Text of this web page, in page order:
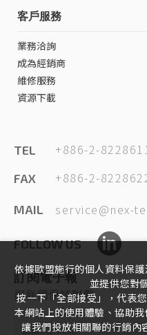
客戶服務
業務洽詢
成為經銷商
維修服務
資源下載
TEL +886-2-
FAX +886-2-
MAIL service@nex-
FOLLOW US
訂閱電子報
與我們保持聯繫
依據歐盟施行的個人資料保
並提供您對
按一下「全部接受」，代表
本網站上的使用體驗、協助
讓我們投放相關聯的行銷內